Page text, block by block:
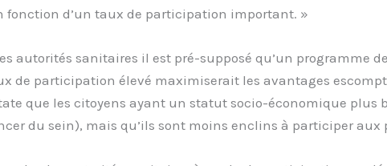
fonction d’un taux de participation important. »
autorités sanitaires il est pré-supposé qu’un programme
de participation élevé maximiserait les avantages
que les citoyens ayant un statut socio-économique plus
du sein), mais qu’ils sont moins enclins à participer aux